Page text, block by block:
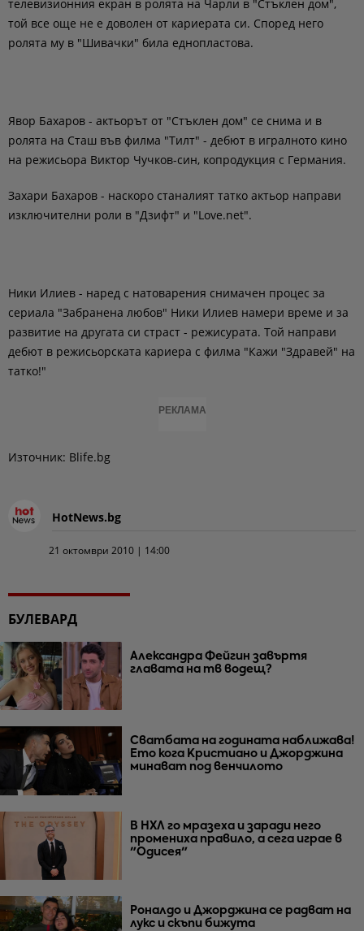
телевизионния екран в ролята на Чарли в "Стъклен дом",
той все още не е доволен от кариерата си. Според него
ролята му в "Шивачки" била еднопластова.
Явор Бахаров - актьорът от "Стъклен дом" се снима и в
ролята на Сташ във филма "Тилт" - дебют в игралното кино
на режисьора Виктор Чучков-син, копродукция с Германия.
Захари Бахаров - наскоро станалият татко актьор направи
изключителни роли в "Дзифт" и "Love.net".
Ники Илиев - наред с натоварения снимачен процес за
сериала "Забранена любов" Ники Илиев намери време и за
развитие на другата си страст - режисурата. Той направи
дебют в режисьорската кариера с филма "Кажи "Здравей" на
татко!"
РЕКЛАМА
Източник: Blife.bg
HotNews.bg
21 октомври 2010 | 14:00
БУЛЕВАРД
Александра Фейгин завъртя
главата на тв водещ?
Сватбата на годината наближава!
Ето кога Кристиано и Джорджина
минават под венчилото
В НХЛ го мразеха и заради него
промениха правило, а сега играе в
"Одисея"
Роналдо и Джорджина се радват на
лукс и скъпи бижута